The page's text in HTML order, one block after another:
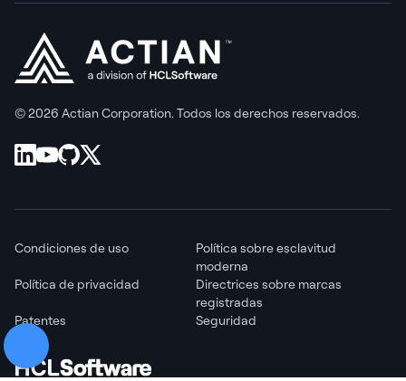
© 2026 Actian Corporation. Todos los derechos reservados.
Condiciones de uso
Política sobre esclavitud
moderna
Política de privacidad
Directrices sobre marcas
registradas
Patentes
Seguridad